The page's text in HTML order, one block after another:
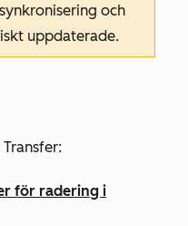
och
uppdaterade.
för radering i